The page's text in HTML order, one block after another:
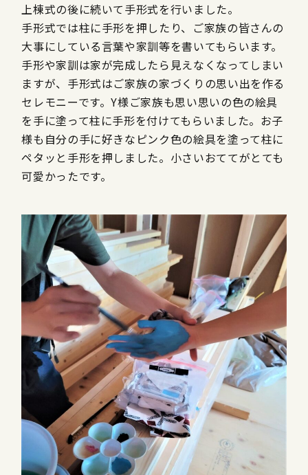
上棟式の後に続いて手形式を行いました。
手形式では柱に手形を押したり、ご家族の皆さんの
大事にしている言葉や家訓等を書いてもらいます。
手形や家訓は家が完成したら見えなくなってしまい
ますが、手形式はご家族の家づくりの思い出を作る
セレモニーです。Y様ご家族も思い思いの色の絵具
を手に塗って柱に手形を付けてもらいました。お子
様も自分の手に好きなピンク色の絵具を塗って柱に
ペタッと手形を押しました。小さいおててがとても
可愛かったです。